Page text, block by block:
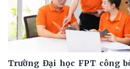
Trường Đại học FPT công